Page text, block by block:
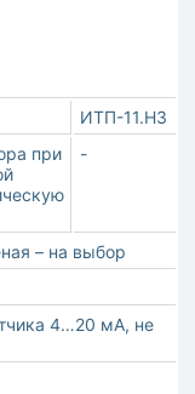
ИТП-11.Н3
при
-
– на выбор
4…20 мА, не